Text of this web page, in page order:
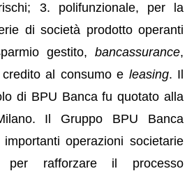
3. polifunzionale, per la
di società prodotto operanti
gestito, bancassurance,
al consumo e leasing. Il
di BPU Banca fu quotato alla
Il Gruppo BPU Banca
operazioni societarie
per rafforzare il processo